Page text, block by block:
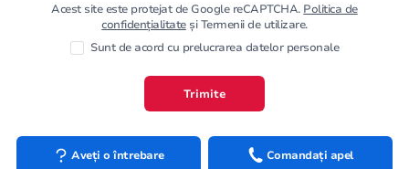
Acest site este protejat de Google reCAPTCHA. Politica de
confidențialitateși Termenii de utilizare.
Sunt de acord cu prelucrarea datelor personale
Trimite
Aveți o întrebare Comandați apel